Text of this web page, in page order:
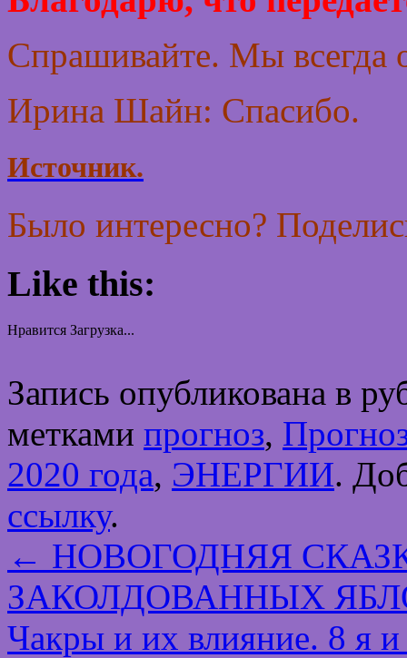
Спрашивайте. Мы всегда
Ирина Шайн: Спасибо.
Источник.
Было интересно?
Like this:
Нравится Загрузка...
Запись опубликована в
метками прогноз,
2020 года, ЭНЕРГИИ.
ссылку.
← НОВОГОДНЯЯ
ЗАКОЛДОВАННЫХ
Чакры и их влияние. 8 я